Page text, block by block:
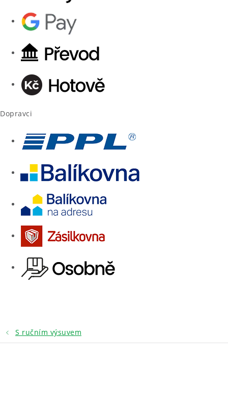
Dopravci
S ručním výsuvem